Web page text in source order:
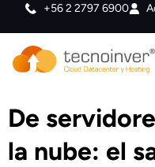
+56 2 2797 6900
De
la nube: el